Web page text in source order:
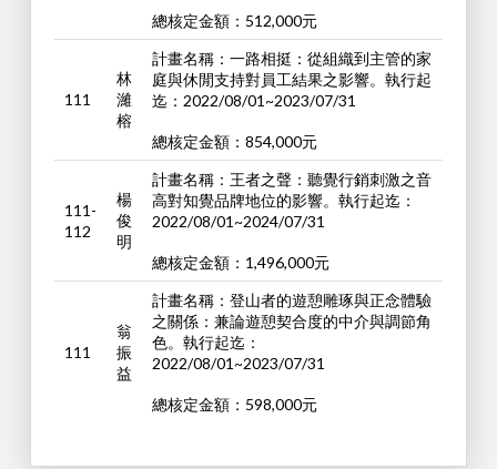
總核定金額：512,000元
111
林
濰
榕
計畫名稱：一路相挺：從組織到主管的家
庭與休閒支持對員工結果之影響。執行起
迄：2022/08/01~2023/07/31
總核定金額：854,000元
111-
112
楊
俊
明
計畫名稱：王者之聲：聽覺行銷刺激之音
高對知覺品牌地位的影響。執行起迄：
2022/08/01~2024/07/31
總核定金額：1,496,000元
111
翁
振
益
計畫名稱：登山者的遊憩雕琢與正念體驗
之關係：兼論遊憩契合度的中介與調節角
色。執行起迄：
2022/08/01~2023/07/31
總核定金額：598,000元